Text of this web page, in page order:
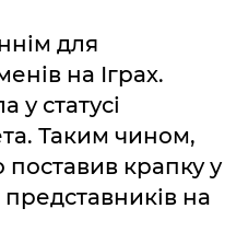
для
на Іграх.
у статусі
Таким чином,
крапку у
представників на